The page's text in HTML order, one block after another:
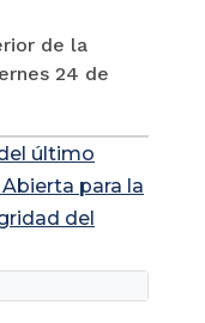
de la
24 de
último
para la
del